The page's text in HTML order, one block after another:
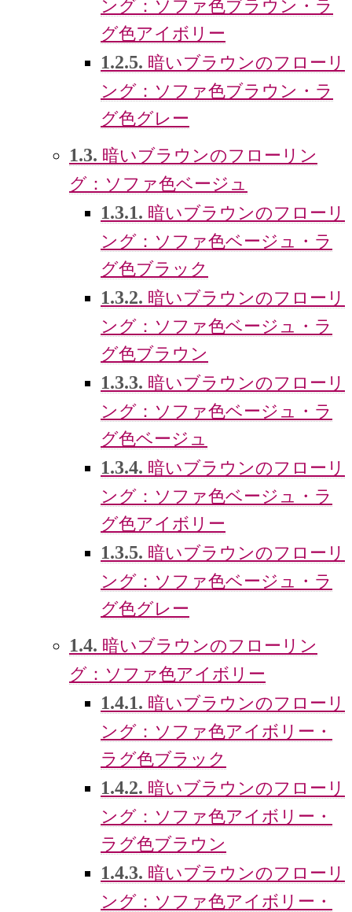
ング：ソファ色ブラウン・ラ
グ色アイボリー
1.2.5. 暗いブラウンのフローリ
ング：ソファ色ブラウン・ラ
グ色グレー
1.3. 暗いブラウンのフローリン
グ：ソファ色ベージュ
1.3.1. 暗いブラウンのフローリ
ング：ソファ色ベージュ・ラ
グ色ブラック
1.3.2. 暗いブラウンのフローリ
ング：ソファ色ベージュ・ラ
グ色ブラウン
1.3.3. 暗いブラウンのフローリ
ング：ソファ色ベージュ・ラ
グ色ベージュ
1.3.4. 暗いブラウンのフローリ
ング：ソファ色ベージュ・ラ
グ色アイボリー
1.3.5. 暗いブラウンのフローリ
ング：ソファ色ベージュ・ラ
グ色グレー
1.4. 暗いブラウンのフローリン
グ：ソファ色アイボリー
1.4.1. 暗いブラウンのフローリ
ング：ソファ色アイボリー・
ラグ色ブラック
1.4.2. 暗いブラウンのフローリ
ング：ソファ色アイボリー・
ラグ色ブラウン
1.4.3. 暗いブラウンのフローリ
ング：ソファ色アイボリー・